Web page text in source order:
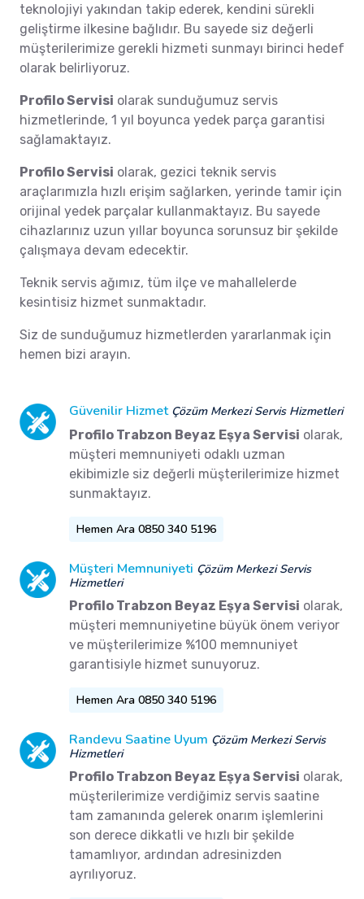
teknolojiyi yakından takip ederek, kendini sürekli
geliştirme ilkesine bağlıdır. Bu sayede siz değerli
müşterilerimize gerekli hizmeti sunmayı birinci hedef
olarak belirliyoruz.
Profilo Servisi olarak sunduğumuz servis
hizmetlerinde, 1 yıl boyunca yedek parça garantisi
sağlamaktayız.
Profilo Servisi olarak, gezici teknik servis
araçlarımızla hızlı erişim sağlarken, yerinde tamir için
orijinal yedek parçalar kullanmaktayız. Bu sayede
cihazlarınız uzun yıllar boyunca sorunsuz bir şekilde
çalışmaya devam edecektir.
Teknik servis ağımız, tüm ilçe ve mahallelerde
kesintisiz hizmet sunmaktadır.
Siz de sunduğumuz hizmetlerden yararlanmak için
hemen bizi arayın.
Güvenilir Hizmet Çözüm Merkezi Servis Hizmetleri
Profilo Trabzon Beyaz Eşya Servisi olarak,
müşteri memnuniyeti odaklı uzman
ekibimizle siz değerli müşterilerimize hizmet
sunmaktayız.
Hemen Ara 0850 340 5196
Müşteri Memnuniyeti Çözüm Merkezi Servis
Hizmetleri
Profilo Trabzon Beyaz Eşya Servisi olarak,
müşteri memnuniyetine büyük önem veriyor
ve müşterilerimize %100 memnuniyet
garantisiyle hizmet sunuyoruz.
Hemen Ara 0850 340 5196
Randevu Saatine Uyum Çözüm Merkezi Servis
Hizmetleri
Profilo Trabzon Beyaz Eşya Servisi olarak,
müşterilerimize verdiğimiz servis saatine
tam zamanında gelerek onarım işlemlerini
son derece dikkatli ve hızlı bir şekilde
tamamlıyor, ardından adresinizden
ayrılıyoruz.